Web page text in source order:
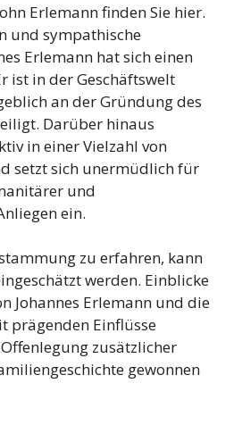
Erlemann finden Sie hier.
und sympathische
Erlemann hat sich einen
ist in der Geschäftswelt
an der Gründung des
Darüber hinaus
in einer Vielzahl von
setzt sich unermüdlich für
und
ein.
zu erfahren, kann
werden. Einblicke
Johannes Erlemann und die
prägenden Einflüsse
zusätzlicher
gewonnen